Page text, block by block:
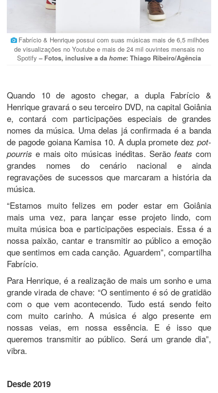
Fabrício & Henrique possui com suas músicas mais de 6,5 milhões
de visualizações no Youtube e mais de 24 mil ouvintes mensais no
Spotify – Fotos, inclusive a da home: Thiago Ribeiro/Agência
Quando 10 de agosto chegar, a dupla Fabrício &
Henrique gravará o seu terceiro DVD, na capital Goiânia
e, contará com participações especiais de grandes
nomes da música. Uma delas já confirmada é a banda
de pagode goiana Kamisa 10. A dupla promete dez pot-
pourris e mais oito músicas inéditas. Serão feats com
grandes nomes do cenário nacional e ainda
regravações de sucessos que marcaram a história da
música.
“Estamos muito felizes em poder estar em Goiânia
mais uma vez, para lançar esse projeto lindo, com
muita música boa e participações especiais. Essa é a
nossa paixão, cantar e transmitir ao público a emoção
que sentimos em cada canção. Aguardem”, compartilha
Fabrício.
Para Henrique, é a realização de mais um sonho e uma
grande virada de chave: “O sentimento é só de gratidão
com o que vem acontecendo. Tudo está sendo feito
com muito carinho. A música é algo presente em
nossas veias, em nossa essência. E é isso que
queremos transmitir ao público. Será um grande dia”,
vibra.
Desde 2019